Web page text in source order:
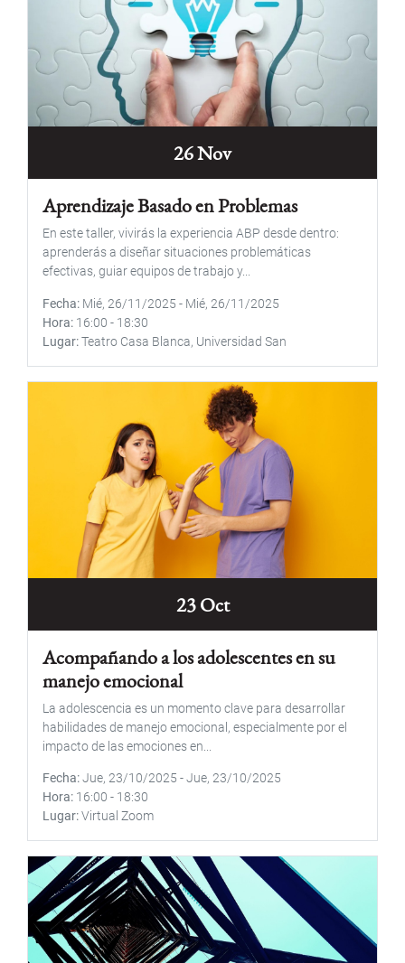
26 Nov
Aprendizaje Basado en Problemas
En este taller, vivirás la experiencia ABP desde dentro:
aprenderás a diseñar situaciones problemáticas
efectivas, guiar equipos de trabajo y...
Fecha Mié, 26/11/2025 - Mié, 26/11/2025
Hora 16:00 - 18:30
Lugar Teatro Casa Blanca, Universidad San
23 Oct
Acompañando a los adolescentes en su
manejo emocional
La adolescencia es un momento clave para desarrollar
habilidades de manejo emocional, especialmente por el
impacto de las emociones en...
Fecha Jue, 23/10/2025 -Jue, 23/10/2025
Hora 16:00 - 18:30
Lugar Virtual Zoom